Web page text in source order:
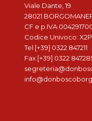
Viale Dante, 19
28021
CF e p.IVA
Codice Univoco:
Tel [+39] 0322 847211
Fax [+39] 0322